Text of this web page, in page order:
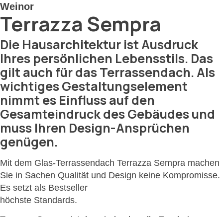
Weinor
Terrazza Sempra
Die Hausarchitektur ist Ausdruck
Ihres persönlichen Lebensstils. Das
gilt auch für das Terrassendach. Als
wichtiges Gestaltungselement
nimmt es Einfluss auf den
Gesamteindruck des Gebäudes und
muss Ihren Design-Ansprüchen
genügen.
Mit dem Glas-Terrassendach Terrazza Sempra machen
Sie in Sachen Qualität und Design keine Kompromisse.
Es setzt als Bestseller
höchste Standards.